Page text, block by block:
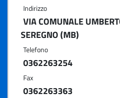
Indirizzo
VIA COMUNALE
SEREGNO (MB)
Telefono
0362263254
Fax
0362263363